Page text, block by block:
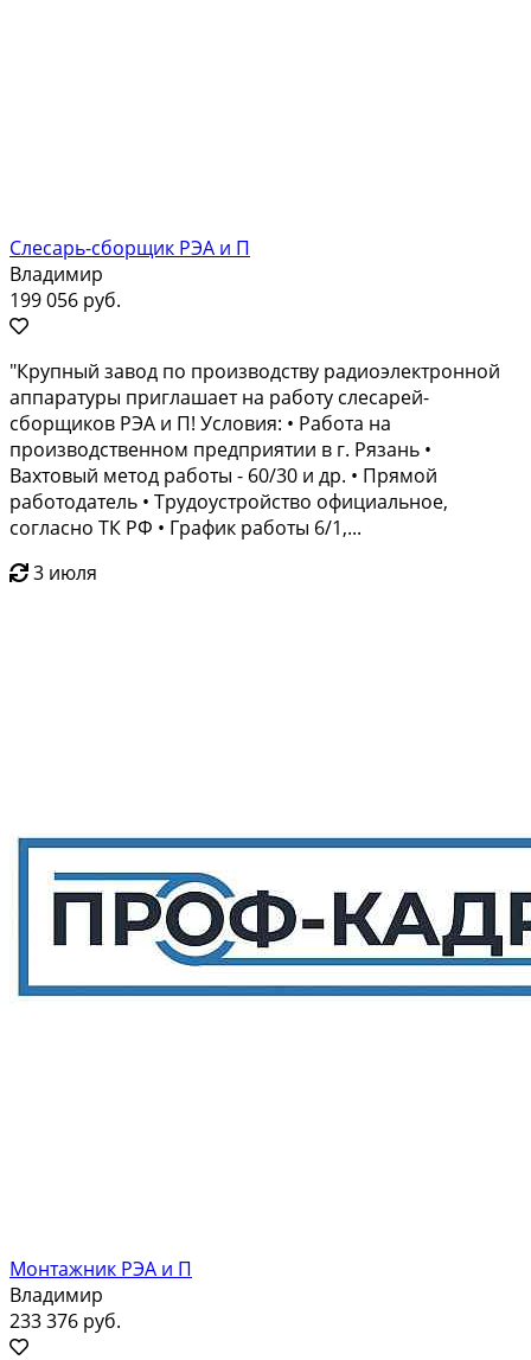
Слесарь-сборщик РЭА и П
Владимир
199 056 руб.
"Крупный завод по производству радиоэлектронной
аппаратуры приглашает на работу слесарей-
сборщиков РЭА и П! Условия: • Работа на
производственном предприятии в г. Рязань •
Вахтовый метод работы - 60/30 и др. • Прямой
работодатель • Трудоустройство официальное,
согласно ТК РФ • График работы 6/1,...
3 июля
Монтажник РЭА и П
Владимир
233 376 руб.